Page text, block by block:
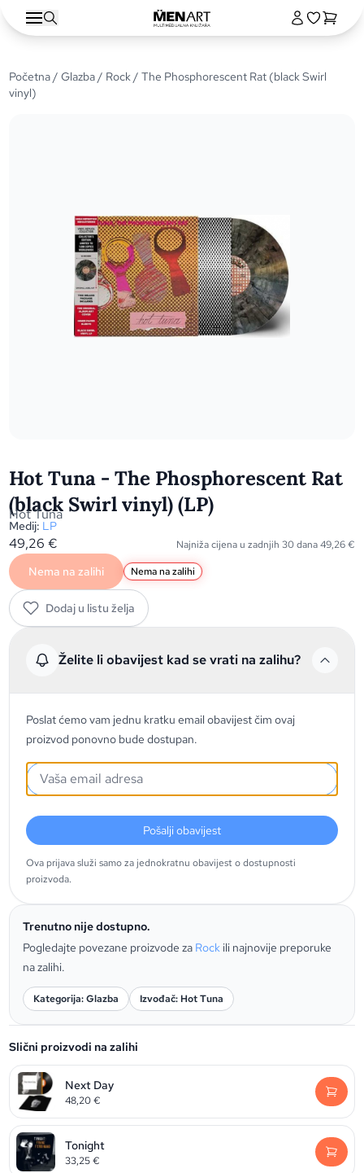
Početna/Glazba/ Rock/ The Phosphorescent Rat (black Swirl
vinyl)
Hot Tuna - The Phosphorescent Rat
(black Swirl vinyl) (LP)
Hot Tuna
Medij: LP
49,26€ Najniža cijena u zadnjih 30 dana49,26€
Nema na zalihi Nema na zalihi
Dodaj u listu želja
Želite li obavijest kad se vrati na zalihu?
Poslat ćemo vam jednu kratku email obavijest čim ovaj
proizvod ponovno bude dostupan.
Pošalji obavijest
Ova prijava služi samo za jednokratnu obavijest o dostupnosti
proizvoda.
Trenutno nije dostupno.
Pogledajte povezane proizvode za Rock ili najnovije preporuke
na zalihi.
Kategorija: Glazba Izvođač: Hot Tuna
Slični proizvodi na zalihi
Next Day
48,20€
Tonight
33,25€